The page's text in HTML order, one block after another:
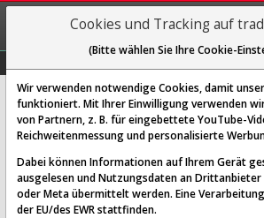
Cie Génle Éts Michelin
Realtime-Kurs &
| ML)
Cookies und Tracking auf
(Bitte wählen Sie Ihre Cookie-
Wir verwenden notwendige Cookies, damit
funktioniert. Mit Ihrer Einwilligung verwenden
von Partnern, z. B. für eingebettete YouTube-
Reichweitenmessung und personalisierte
Dabei können Informationen auf Ihrem Gerät
ausgelesen und Nutzungsdaten an
oder Meta übermittelt werden. Eine
der EU/des EWR stattfinden.